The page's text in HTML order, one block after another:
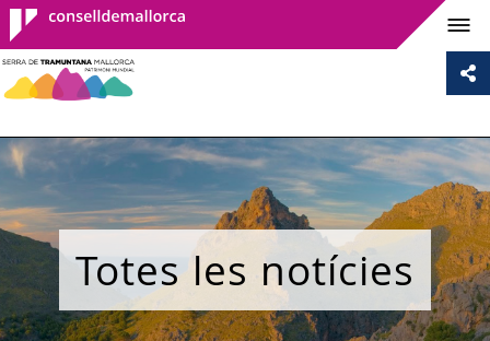
Consell de
Mallorca
Totes les notícies